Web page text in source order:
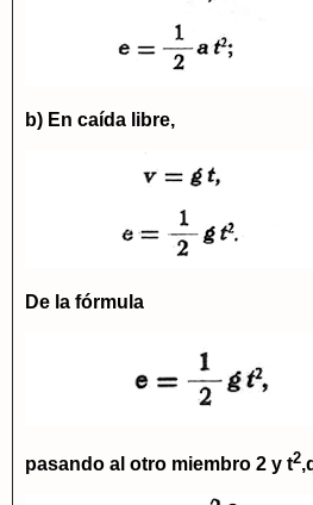
b) En caída libre,
De la fórmula
pasando al otro miembro 2 y t2